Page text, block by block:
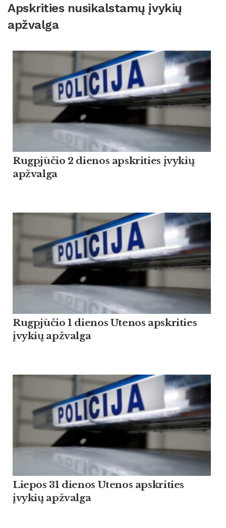
Apskrities nusikalstamų įvykių
apžvalga
Rugpjūčio 2 dienos apskrities įvykių
apžvalga
Rugpjūčio 1 dienos Utenos apskrities
įvykių apžvalga
Liepos 31 dienos Utenos apskrities
įvykių apžvalga